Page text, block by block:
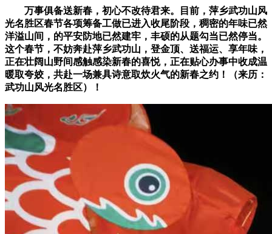
万事俱备送新春，初心不改待君来。目前，萍乡武功山风
光名胜区春节各项筹备工做已进入收尾阶段，稠密的年味已然
洋溢山间，的平安防地已然建牢，丰硕的从题勾当已然停当。
这个春节，不妨奔赴萍乡武功山，登金顶、送福运、享年味，
正在壮阔山野间感触感染新春的喜悦，正在贴心办事中收成温
暖取夸姣，共赴一场兼具诗意取炊火气的新春之约！（来历：
武功山风光名胜区）！